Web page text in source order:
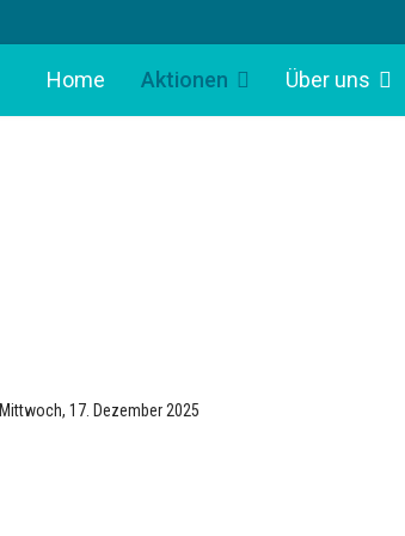
Home Aktionen Über uns
Mittwoch, 17. Dezember 2025